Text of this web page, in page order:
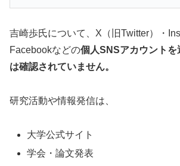
吉崎歩氏について、X（旧Twitter）・
Facebookなどの個人SNSアカウント
は確認されていません。
研究活動や情報発信は、
大学公式サイト
学会・論文発表